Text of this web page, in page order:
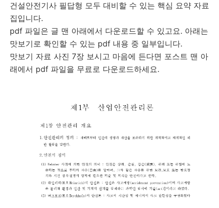
건설안전기사 필답형 모두 대비할 수 있는 핵심 요약 자료
집입니다.
pdf 파일은 글 맨 아래에서 다운로드할 수 있고요. 아래는
맛보기로 확인할 수 있는 pdf 내용 중 일부입니다.
맛보기 자료 사진 7장 보시고 마음에 든다면 포스트 맨 아
래에서 pdf 파일을 무료로 다운로드하세요.